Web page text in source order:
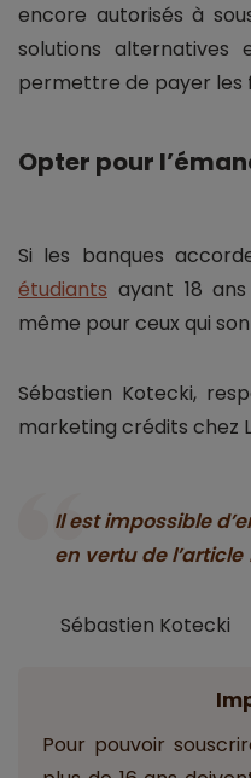
encore autorisés à
solutions alternatives
permettre de payer les
Opter pour
Si les banques
étudiants ayant 18
même pour ceux qui
Sébastien Kotecki,
marketing crédits chez
Il est impossible
en vertu de l’article
Sébastien Kotecki
Pour pouvoir